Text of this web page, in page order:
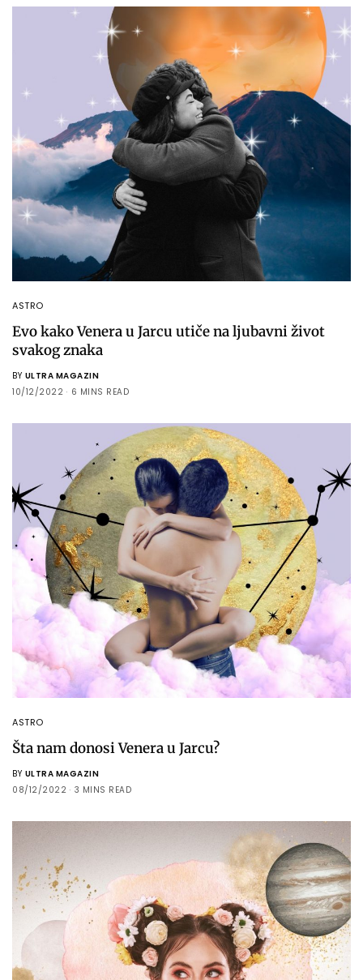
ASTRO
Evo kako Venera u Jarcu utiče na ljubavni život
svakog znaka
BY ULTRA MAGAZIN
10/12/2022
6 MINS READ
ASTRO
Šta nam donosi Venera u Jarcu?
BY ULTRA MAGAZIN
08/12/2022
3 MINS READ